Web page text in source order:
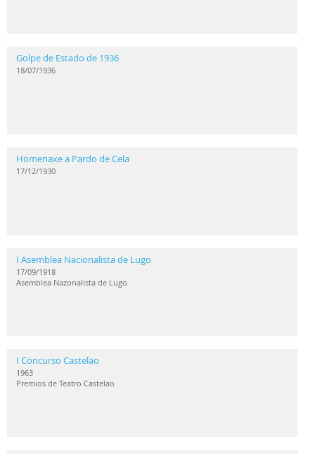
Golpe de Estado de 1936
18/07/1936
Homenaxe a Pardo de Cela
17/12/1930
I Asemblea Nacionalista de Lugo
17/09/1918
Asemblea Nazonalista de Lugo
I Concurso Castelao
1963
Premios de Teatro Castelao